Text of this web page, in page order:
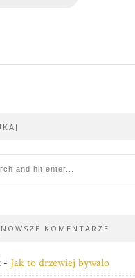
KOMENTARZE
- Jak to drzewiej bywało